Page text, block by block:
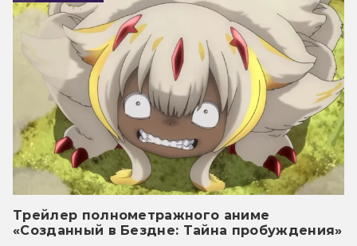
Трейлер полнометражного аниме
«Созданный в Бездне: Тайна пробуждения»